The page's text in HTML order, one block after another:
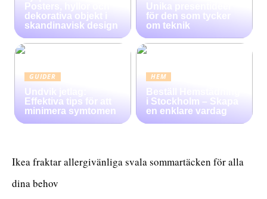
Posters, hyllor och
dekorativa objekt i
skandinavisk design
Unika presentidéer
för den som tycker
om teknik
GUIDER
Undvik jetlag:
Effektiva tips för att
minimera symtomen
HEM
Beställ Hemstädning
i Stockholm – Skapa
en enklare vardag
Ikea fraktar allergivänliga svala sommartäcken för alla
dina behov